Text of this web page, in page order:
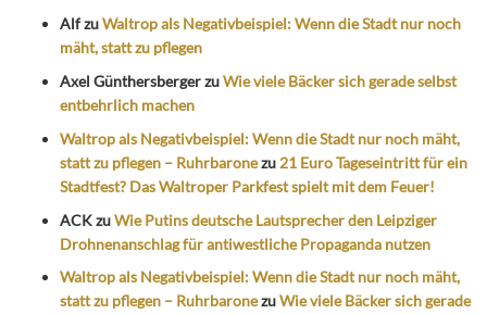
AlfzuWaltrop als Negativbeispiel: Wenn die Stadt nur noch
mäht, statt zu pflegen
Axel GünthersbergerzuWie viele Bäcker sich gerade selbst
entbehrlich machen
Waltrop als Negativbeispiel: Wenn die Stadt nur noch mäht,
statt zu pflegen – Ruhrbaronezu 21 Euro Tageseintritt für ein
Stadtfest? Das Waltroper Parkfest spielt mit dem Feuer!
ACKzuWie Putins deutsche Lautsprecher den Leipziger
Drohnenanschlag für antiwestliche Propaganda nutzen
Waltrop als Negativbeispiel: Wenn die Stadt nur noch mäht,
statt zu pflegen – RuhrbaronezuWie viele Bäcker sich gerade